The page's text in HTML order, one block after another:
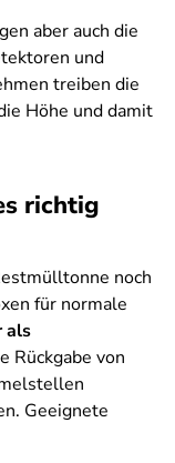
aber auch die
und
treiben die
Höhe und damit
richtig
noch
für normale
als
Rückgabe von
Geeignete